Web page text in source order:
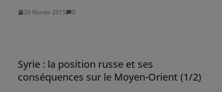
20 février 2015 0
Syrie : la position russe et ses
conséquences sur le Moyen-Orient (1/2)